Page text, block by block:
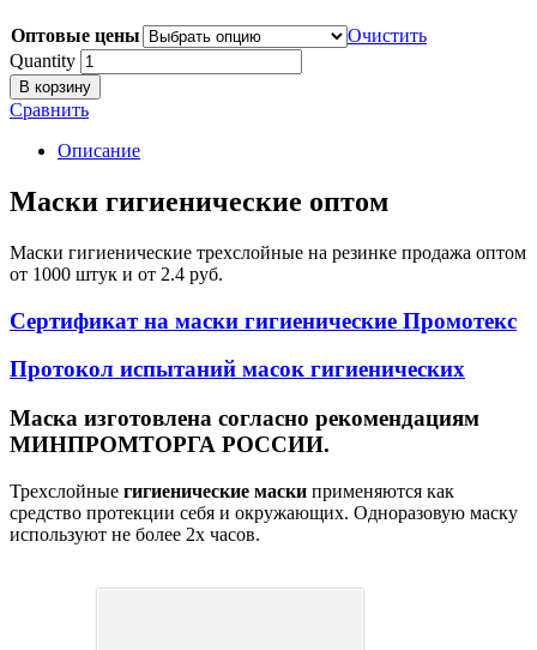
Оптовые цены
Очистить
Quantity
В корзину
Сравнить
Описание
Маски гигиенические оптом
Маски гигиенические трехслойные на резинке продажа оптом
от 1000 штук и от 2.4 руб.
Сертификат на маски гигиенические Промотекс
Протокол испытаний масок гигиенических
Маска изготовлена согласно рекомендациям
МИНПРОМТОРГА РОССИИ.
Трехслойные гигиенические маски применяются как
средство протекции себя и окружающих. Одноразовую маску
используют не более 2х часов.